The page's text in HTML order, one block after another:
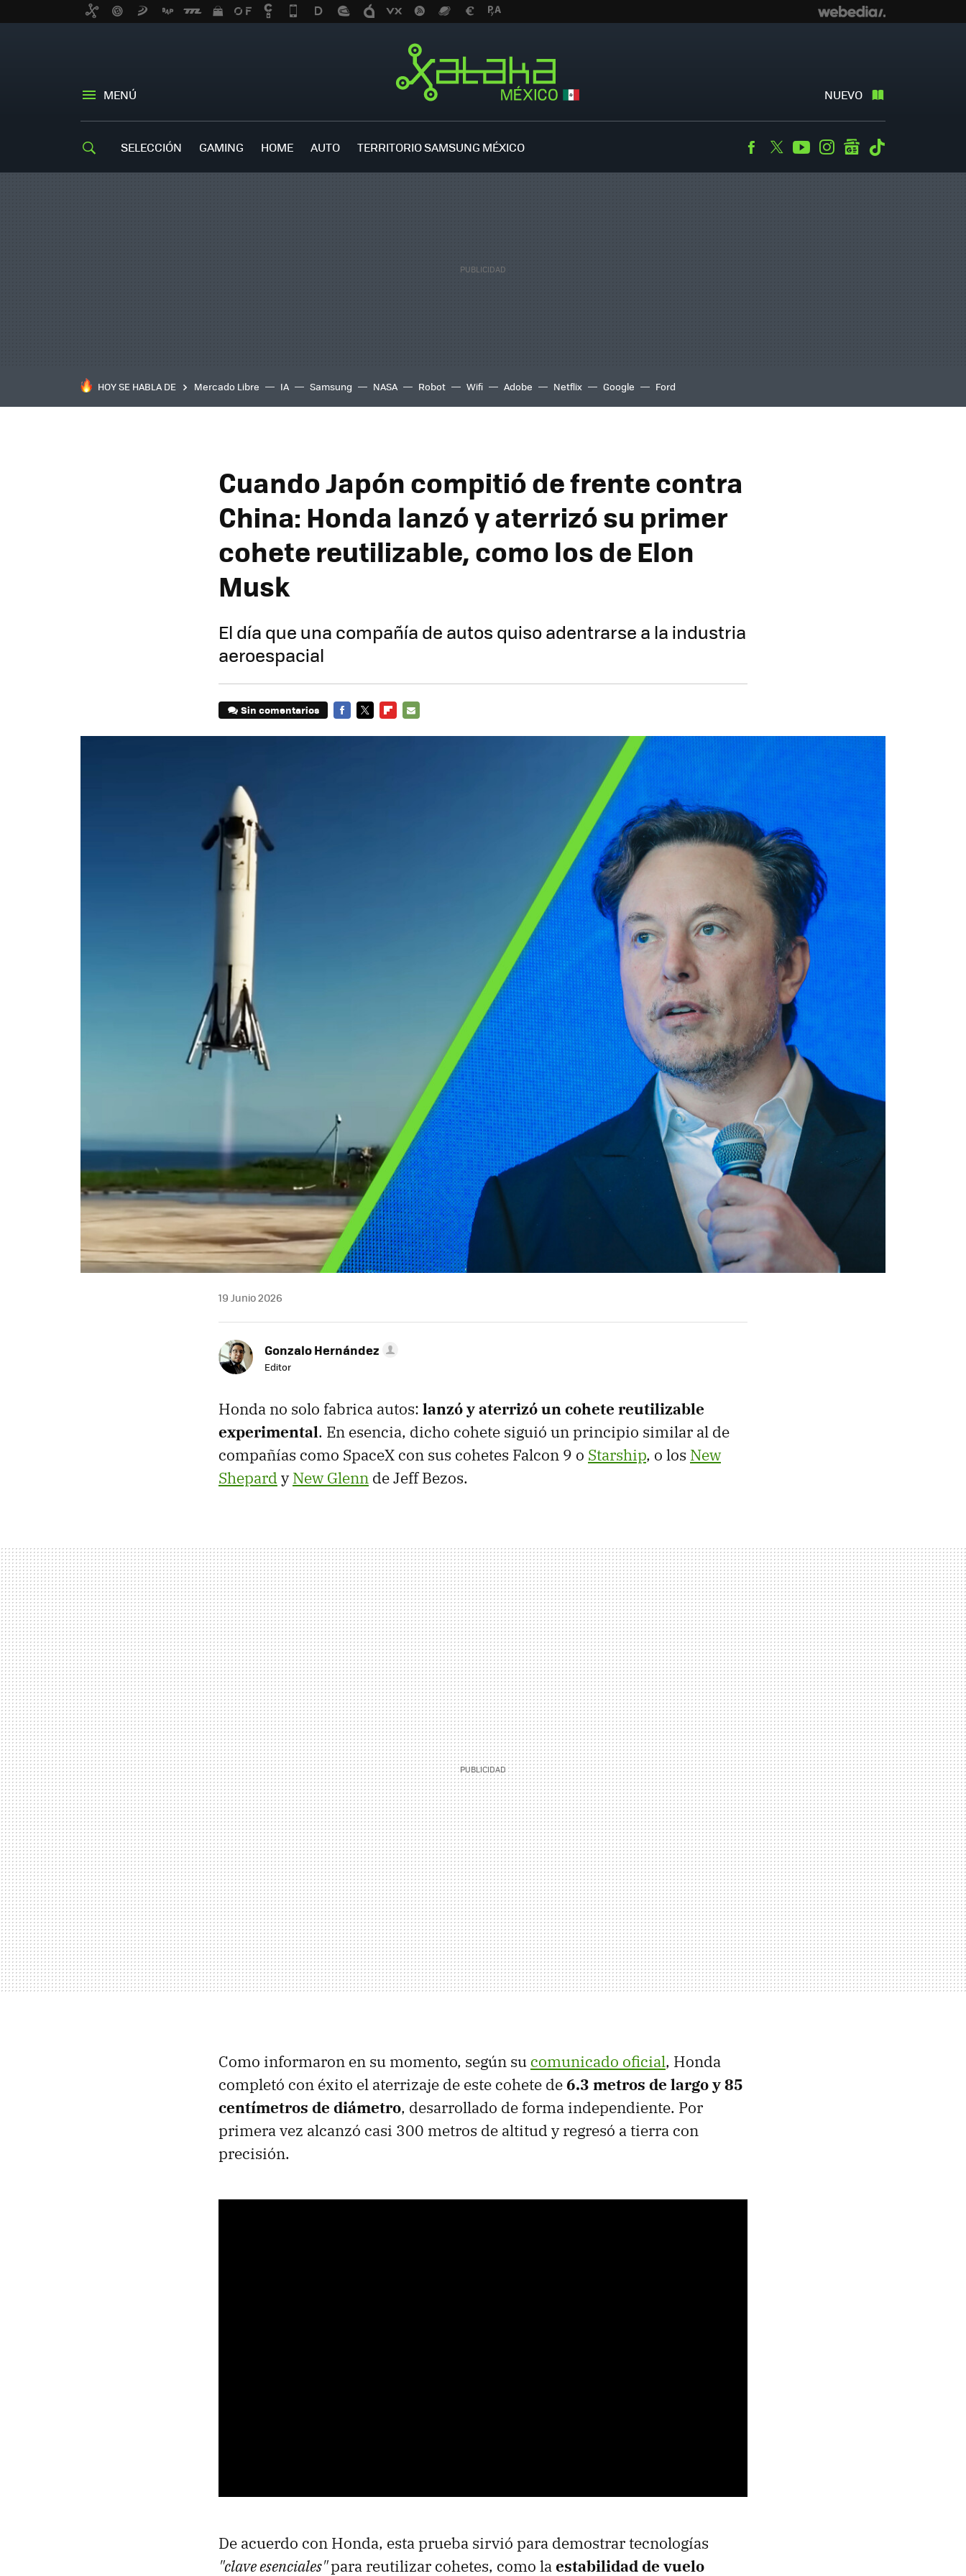
MENÚ NUEVO
SELECCIÓN GAMING HOME AUTO TERRITORIO SAMSUNG MÉXICO Facebook
TwitterYoutubeInstagramgooglenews
HOY SE HABLA DE Mercado Libre IA Samsung NASA Robot Wifi Adobe Netflix Google Ford
Cuando Japón compitió de frente contra
China: Honda lanzó y aterrizó su primer
cohete reutilizable, como los de Elon
Musk
El día que una compañía de autos quiso adentrarse a la industria
aeroespacial
Sin comentarios
19 Junio 2026
Gonzalo Hernández
Editor
Honda no solo fabrica autos: lanzó y aterrizó un cohete reutilizable
experimental. En esencia, dicho cohete siguió un principio similar al de
compañías como SpaceX con sus cohetes Falcon 9 o Starship, o los New
Shepard yNew Glenn de Jeff Bezos.
Como informaron en su momento, según su comunicado oficial, Honda
completó con éxito el aterrizaje de este cohete de6.3 metros de largo y 85
centímetros de diámetro, desarrollado de forma independiente. Por
primera vez alcanzó casi 300 metros de altitud y regresó a tierra con
precisión.
De acuerdo con Honda, esta prueba sirvió para demostrar tecnologías
"clave esenciales"para reutilizar cohetes, como laestabilidad de vuelo